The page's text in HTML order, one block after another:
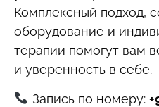
Комплексный подход,
оборудование и
терапии помогут вам
и уверенность в себе.
Запись по номеру: